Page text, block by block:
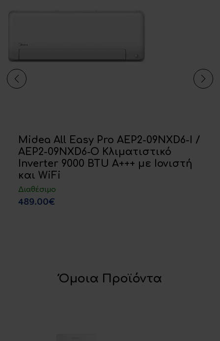
Midea All Easy Pro AEP2-09NXD6-I /
AEP2-09NXD6-O Κλιματιστικό
Inverter 9000 BTU A+++ με Ιονιστή
και WiFi
Διαθέσιμο
489.00€
Όμοια Προϊόντα